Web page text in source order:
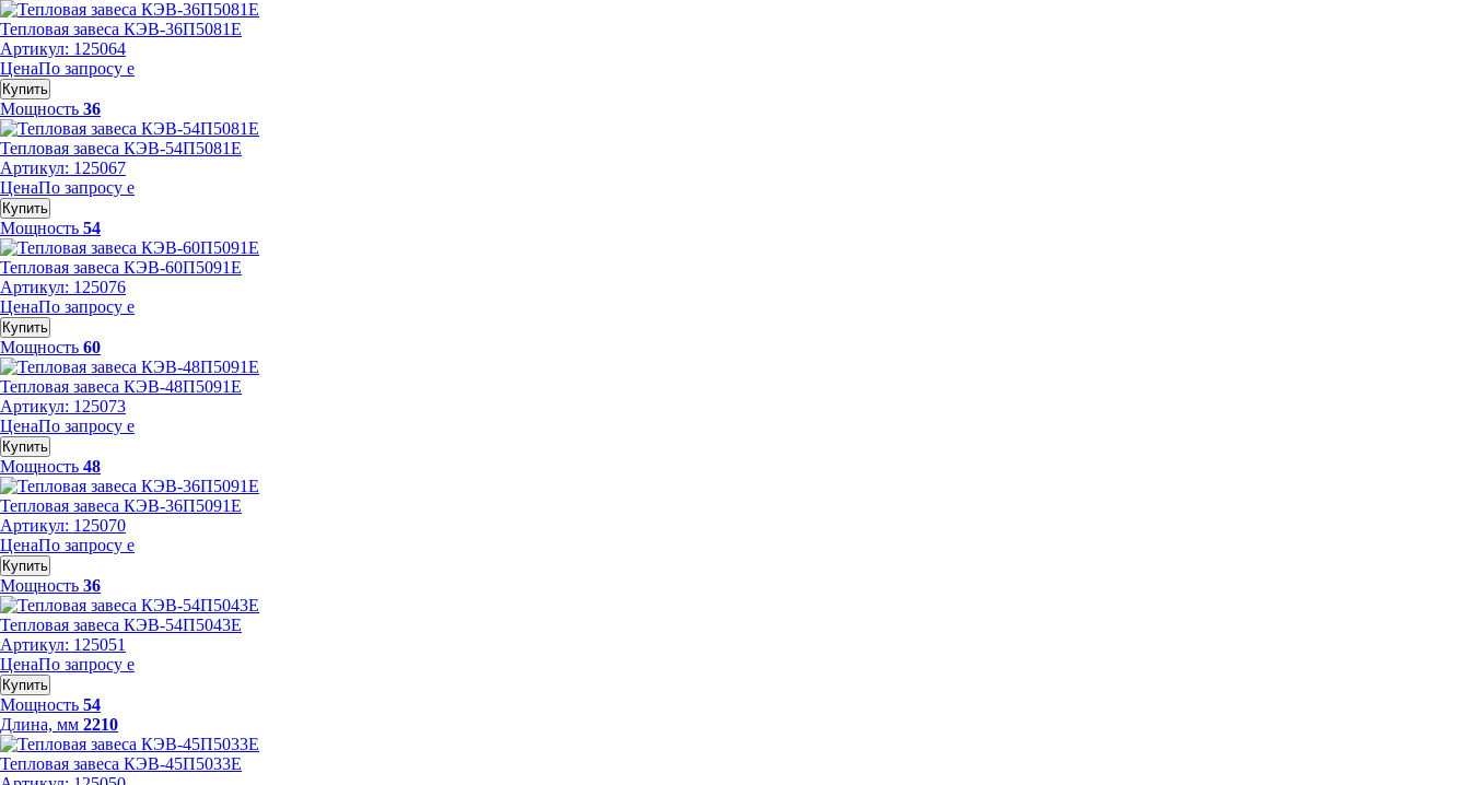
Тепловая завеса КЭВ-36П5081Е
Артикул: 125064
ЦенаПо запросу е
Купить
Мощность 36
Тепловая завеса КЭВ-54П5081Е
Артикул: 125067
ЦенаПо запросу е
Купить
Мощность 54
Тепловая завеса КЭВ-60П5091Е
Артикул: 125076
ЦенаПо запросу е
Купить
Мощность 60
Тепловая завеса КЭВ-48П5091Е
Артикул: 125073
ЦенаПо запросу е
Купить
Мощность 48
Тепловая завеса КЭВ-36П5091Е
Артикул: 125070
ЦенаПо запросу е
Купить
Мощность 36
Тепловая завеса КЭВ-54П5043Е
Артикул: 125051
ЦенаПо запросу е
Купить
Мощность 54
Длина, мм 2210
Тепловая завеса КЭВ-45П5033Е